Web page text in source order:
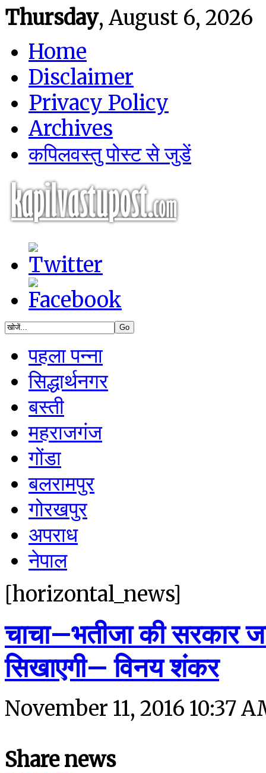
Thursday, August 6, 2026
Home
Disclaimer
Privacy Policy
Archives
कपिलवस्तु पोस्ट से जुडें
पहला पन्ना
सिद्धार्थनगर
बस्ती
महराजगंज
गोंडा
बलरामपुर
गोरखपुर
अपराध
नेपाल
[horizontal_news]
चाचा–भतीजा की सरकार
सिखाएगी– विनय शंकर
November 11, 2016 10:37
Share news